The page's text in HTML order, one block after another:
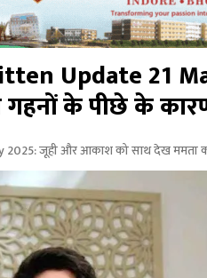
Update 21
के पीछे के
जूही और आकाश को साथ देख ममता